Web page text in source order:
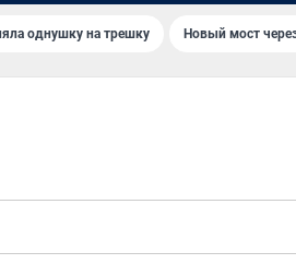
однушку на трешку Новый мост